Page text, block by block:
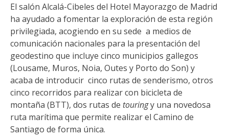
El salón Alcalá-Cibeles del Hotel Mayorazgo de Madrid
ha ayudado a fomentar la exploración de esta región
privilegiada, acogiendo en su sede a medios de
comunicación nacionales para la presentación del
geodestino que incluye cinco municipios gallegos
(Lousame, Muros, Noia, Outes y Porto do Son) y
acaba de introducir cinco rutas de senderismo, otros
cinco recorridos para realizar con bicicleta de
montaña (BTT), dos rutas de touringy una novedosa
ruta marítima que permite realizar el Camino de
Santiago de forma única.